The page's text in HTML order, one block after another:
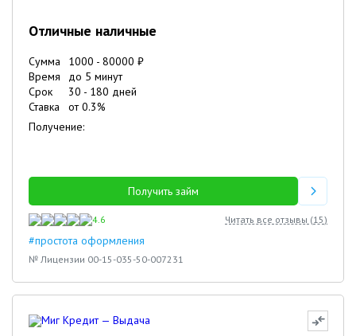
Отличные наличные
Сумма 1000 - 80000 ₽
Время
до 5 минут
Срок
30 - 180 дней
Ставка
от0.3%
Получение:
Получить займ
4.6 Читать все отзывы (15)
#простота оформления
№ Лицензии 00-15-035-50-007231